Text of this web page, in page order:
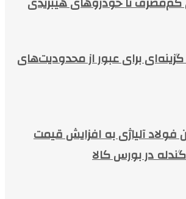
برای عبور از محدودیت‌های
فولاد آلیاژی به افزایش قیمت
در بورس کالا